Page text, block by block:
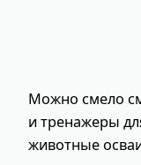
Можно смело
и тренажеры
животные